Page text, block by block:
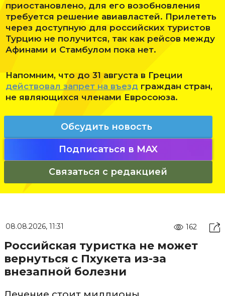
приостановлено, для его возобновления
требуется решение авиавластей. Прилететь
через доступную для российских туристов
Турцию не получится, так как рейсов между
Афинами и Стамбулом пока нет.
Напомним, что до 31 августа в Греции
действовал запрет на въезд граждан стран,
не являющихся членами Евросоюза.
Обсудить новость
Подписаться в MAX
Связаться с редакцией
08.08.2026, 11:31 162
Российская туристка не может
вернуться с Пхукета из-за
внезапной болезни